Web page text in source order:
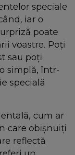
speciale
iar o
poate
voastre. Poți
sau poți
simplă, într-
specială
cum ar
care obișnuiți
reflectă